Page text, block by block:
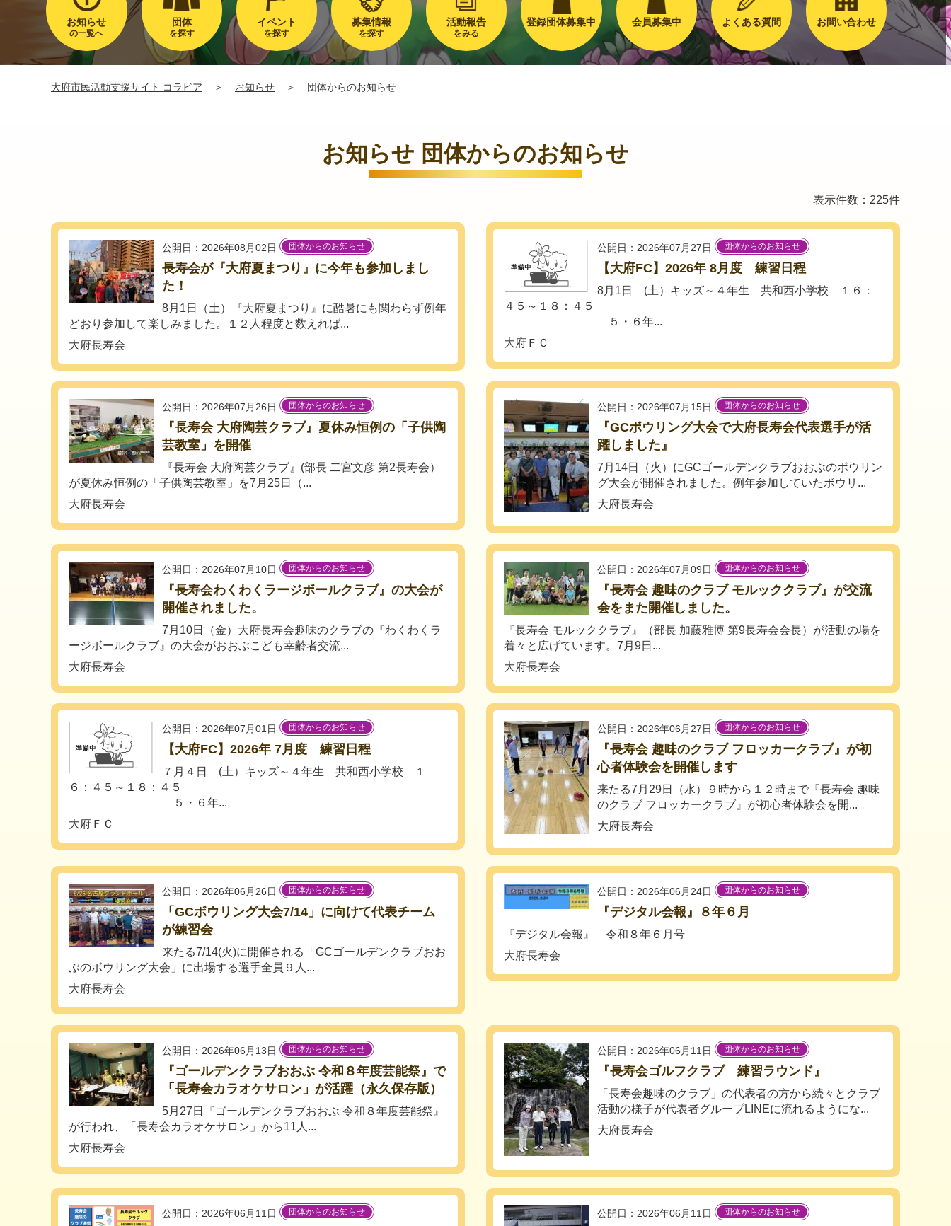
お知らせ
の一覧へ
団体
を探す
イベント
を探す
募集情報
を探す
活動報告
をみる
登録団体募集中 会員募集中 よくある質問 お問い合わせ
大府市民活動支援サイト コラビア ＞ お知らせ ＞ 団体からのお知らせ
お知らせ 団体からのお知らせ
表示件数：225件
公開日：2026年08月02日 団体からのお知らせ
長寿会が『大府夏まつり』に今年も参加しまし
た！
8月1日（土）『大府夏まつり』に酷暑にも関わらず例年
どおり参加して楽しみました。１２人程度と数えれば...
大府長寿会
公開日：2026年07月27日 団体からのお知らせ
【大府FC】2026年 8月度 練習日程
8月1日 (土）キッズ～４年生 共和西小学校 １６：
４５～１８：４５
５・６年...
大府ＦＣ
公開日：2026年07月26日 団体からのお知らせ
『長寿会 大府陶芸クラブ』夏休み恒例の「子供陶
芸教室」を開催
『長寿会 大府陶芸クラブ』(部長 二宮文彦 第2長寿会）
が夏休み恒例の「子供陶芸教室」を7月25日（...
大府長寿会
公開日：2026年07月15日 団体からのお知らせ
『GCボウリング大会で大府長寿会代表選手が活
躍しました』
7月14日（火）にGCゴールデンクラブおおぶのボウリン
グ大会が開催されました。例年参加していたボウリ...
大府長寿会
公開日：2026年07月10日 団体からのお知らせ
『長寿会わくわくラージボールクラブ』の大会が
開催されました。
7月10日（金）大府長寿会趣味のクラブの『わくわくラ
ージボールクラブ』の大会がおおぶこども幸齢者交流...
大府長寿会
公開日：2026年07月09日 団体からのお知らせ
『長寿会 趣味のクラブ モルッククラブ』が交流
会をまた開催しました。
『長寿会 モルッククラブ』（部長 加藤雅博 第9長寿会会長）が活動の場を
着々と広げています。7月9日...
大府長寿会
公開日：2026年07月01日 団体からのお知らせ
【大府FC】2026年 7月度 練習日程
７月４日 (土）キッズ～４年生 共和西小学校 １
６：４５～１８：４５
５・６年...
大府ＦＣ
公開日：2026年06月27日 団体からのお知らせ
『長寿会 趣味のクラブ フロッカークラブ』が初
心者体験会を開催します
来たる7月29日（水）９時から１２時まで『長寿会 趣味
のクラブ フロッカークラブ』が初心者体験会を開...
大府長寿会
公開日：2026年06月26日 団体からのお知らせ
「GCボウリング大会7/14」に向けて代表チーム
が練習会
来たる7/14(火)に開催される「GCゴールデンクラブおお
ぶのボウリング大会」に出場する選手全員９人...
大府長寿会
公開日：2026年06月24日 団体からのお知らせ
『デジタル会報』８年６月
『デジタル会報』 令和８年６月号
大府長寿会
公開日：2026年06月13日 団体からのお知らせ
『ゴールデンクラブおおぶ 令和８年度芸能祭』で
「長寿会カラオケサロン」が活躍（永久保存版）
5月27日『ゴールデンクラブおおぶ 令和８年度芸能祭』
が行われ、「長寿会カラオケサロン」から11人...
大府長寿会
公開日：2026年06月11日 団体からのお知らせ
『長寿会ゴルフクラブ 練習ラウンド』
「長寿会趣味のクラブ」の代表者の方から続々とクラブ
活動の様子が代表者グループLINEに流れるようにな...
大府長寿会
公開日：2026年06月11日 団体からのお知らせ 公開日：2026年06月11日 団体からのお知らせ